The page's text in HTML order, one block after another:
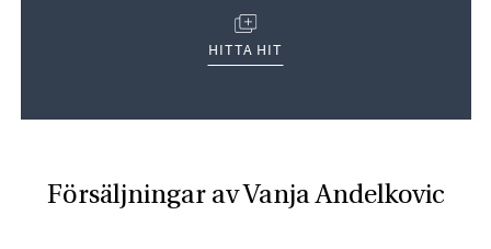
HITTA HIT
(ÖPPNAS I NYTT FÖNSTER)
Försäljningar av Vanja Andelkovic